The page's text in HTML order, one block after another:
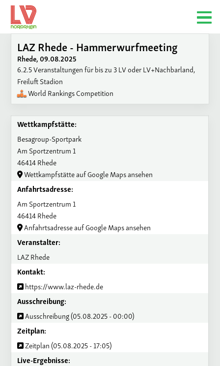
LAZ Rhede - Hammerwurfmeeting
Rhede, 09.08.2025
6.2.5 Veranstaltungen für bis zu 3 LV oder LV+Nachbarland,
Freiluft Stadion
World Rankings Competition
Wettkampfstätte:
Besagroup-Sportpark
Am Sportzentrum 1
46414 Rhede
Wettkampfstätte auf Google Maps ansehen
Anfahrtsadresse:
Am Sportzentrum 1
46414 Rhede
Anfahrtsadresse auf Google Maps ansehen
Veranstalter:
LAZ Rhede
Kontakt:
https://www.laz-rhede.de
Ausschreibung:
Ausschreibung (05.08.2025 - 00:00)
Zeitplan:
Zeitplan (05.08.2025 - 17:05)
Live-Ergebnisse: